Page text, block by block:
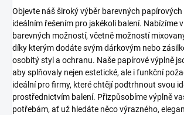
Objevte náš široký výběr barevných papírových
ideálním řešením pro jakékoli balení. Nabízíme
barevných možností, včetně možností
díky kterým dodáte svým dárkovým nebo
osobitý styl a ochranu. Naše papírové výplně
aby splňovaly nejen estetické, ale i funkční
ideální pro firmy, které chtějí podtrhnout svou
prostřednictvím balení. Přizpůsobíme výplně
potřebám, ať už hledáte něco výrazného,